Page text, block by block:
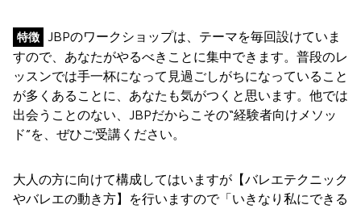
特徴 JBPのワークショップは、テーマを毎回設けていま
すので、あなたがやるべきことに集中できます。普段のレ
ッスンでは手一杯になって見過ごしがちになっていること
が多くあることに、あなたも気がつくと思います。他では
出会うことのない、JBPだからこその“経験者向けメソッ
ド”を、ぜひご受講ください。
大人の方に向けて構成してはいますが【バレエテクニック
やバレエの動き方】を行いますので「いきなり私にできる